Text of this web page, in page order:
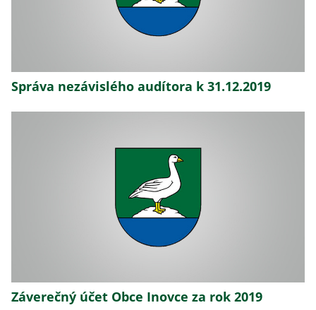
Správa nezávislého audítora k 31.12.2019
Záverečný účet Obce Inovce za rok 2019